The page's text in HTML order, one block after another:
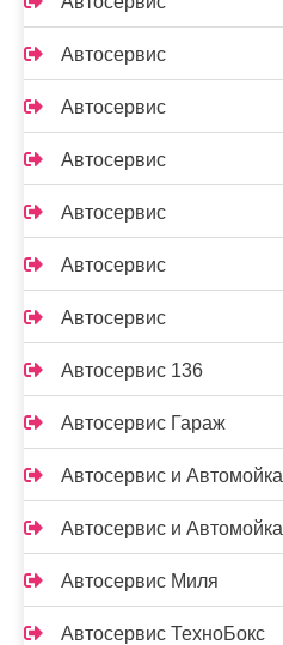
Автосервис
Автосервис
Автосервис
Автосервис
Автосервис
Автосервис
Автосервис 136
Автосервис Гараж
Автосервис и Автомойка
Автосервис и Автомойка
Автосервис Миля
Автосервис ТехноБокс